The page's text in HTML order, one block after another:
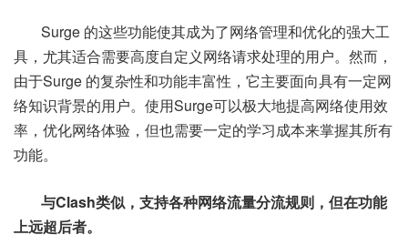
Surge 的这些功能使其成为了网络管理和优化的强大工
具，尤其适合需要高度自定义网络请求处理的用户。然而，
由于Surge 的复杂性和功能丰富性，它主要面向具有一定网
络知识背景的用户。使用Surge可以极大地提高网络使用效
率，优化网络体验，但也需要一定的学习成本来掌握其所有
功能。
与Clash类似，支持各种网络流量分流规则，但在功能
上远超后者。